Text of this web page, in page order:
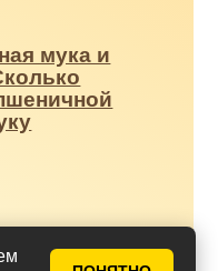
мука и